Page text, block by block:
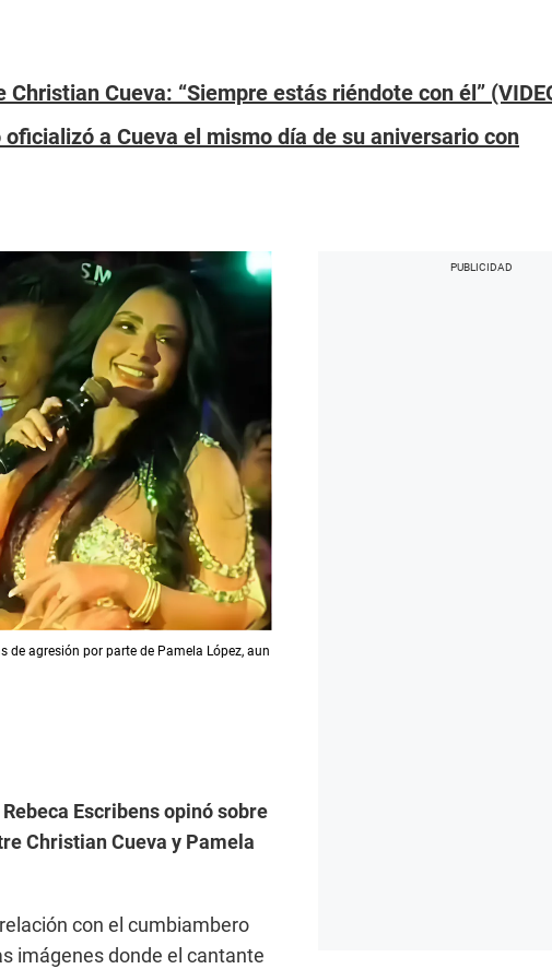
Cueva: “Siempre estás riéndote con él”
a Cueva el mismo día de su aniversario con
agresión por parte de Pamela López, aun
Escribens opinó sobre
Christian Cueva y Pamela
con el cumbiambero
imágenes donde el cantante